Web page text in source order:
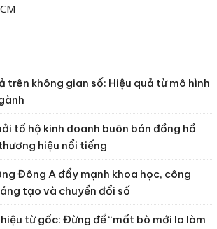
trên không gian số: Hiệu quả từ mô hình
tố hộ kinh doanh buôn bán đồng hồ
hiệu nổi tiếng
Đông A đẩy mạnh khoa học, công
tạo và chuyển đổi số
từ gốc: Đừng để “mất bò mới lo làm